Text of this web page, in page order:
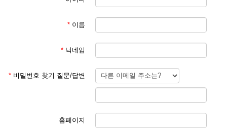
* 이름
* 닉네임
* 비밀번호 찾기 질문/답변
홈페이지